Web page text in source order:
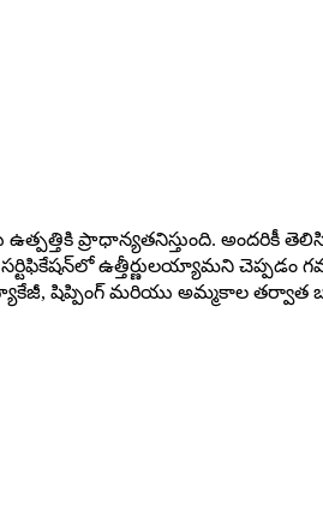
ప్రాధాన్యతనిస్తుంది. అందరికీ
ఉత్తీర్ణులయ్యామని
షిప్పింగ్ మరియు అమ్మకాల తర్వాత